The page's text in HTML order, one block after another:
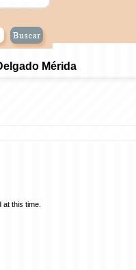
Mérida
this time.